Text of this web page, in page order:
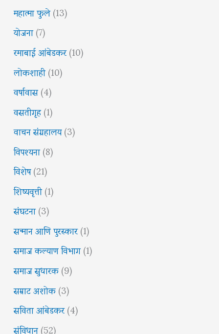
महात्मा फुले(13)
योजना(7)
रमाबाई आंबेडकर(10)
लोकशाही(10)
वर्षावास(4)
वसतीगृह(1)
वाचन संग्रहालय(3)
विपश्यना(8)
विशेष(21)
शिष्यवृत्ती(1)
संघटना(3)
सन्मान आणि पुरस्कार(1)
समाज कल्याण विभाग(1)
समाज सुधारक(9)
सम्राट अशोक(3)
सविता आंबेडकर(4)